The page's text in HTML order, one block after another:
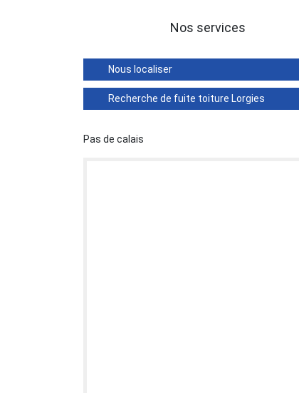
Nos services
Nous localiser
Recherche de fuite toiture Lorgies
Pas de calais